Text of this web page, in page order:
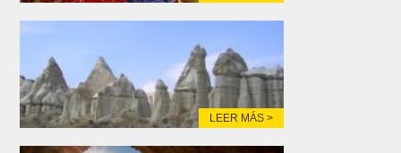
LEER MÁS >